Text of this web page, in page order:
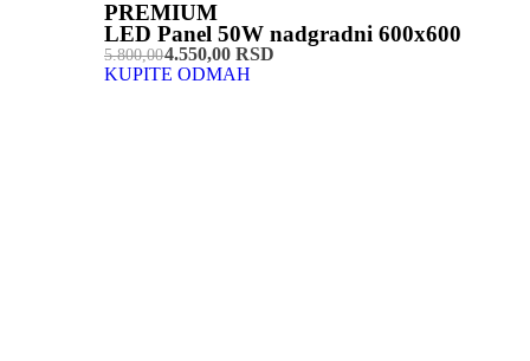
PREMIUM
LED Panel 50W nadgradni 600x600
5.800,004.550,00 RSD
KUPITE ODMAH